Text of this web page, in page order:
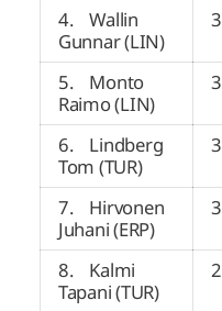
4. Wallin
Gunnar (LIN)
3
5. Monto
Raimo (LIN)
3
6. Lindberg
Tom (TUR)
3
7. Hirvonen
Juhani (ERP)
3
8. Kalmi
Tapani (TUR)
2